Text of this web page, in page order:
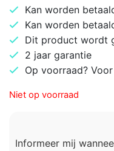
Kan worden
Kan worden
Dit product wordt
2 jaar garantie
Op voorraad?
Niet op voorraad
Informeer mij